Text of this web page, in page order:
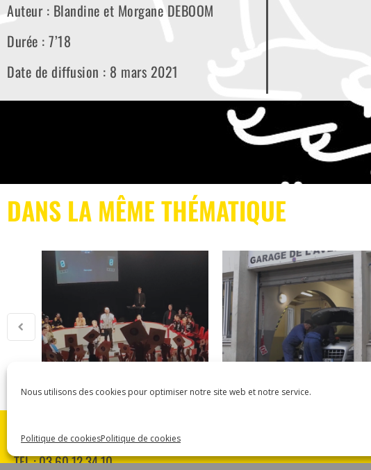
Nous utilisons des cookies pour optimiser notre site web et notre service.
Politique de cookiesPolitique de cookies
Auteur : Blandine et Morgane DEBOOM
Durée : 7’18
Date de diffusion : 8 mars 2021
DANS LA MÊME THÉMATIQUE
18 RUE DES MAJOTS 80000 AMIENS
TÉL : 03 60 12 34 10